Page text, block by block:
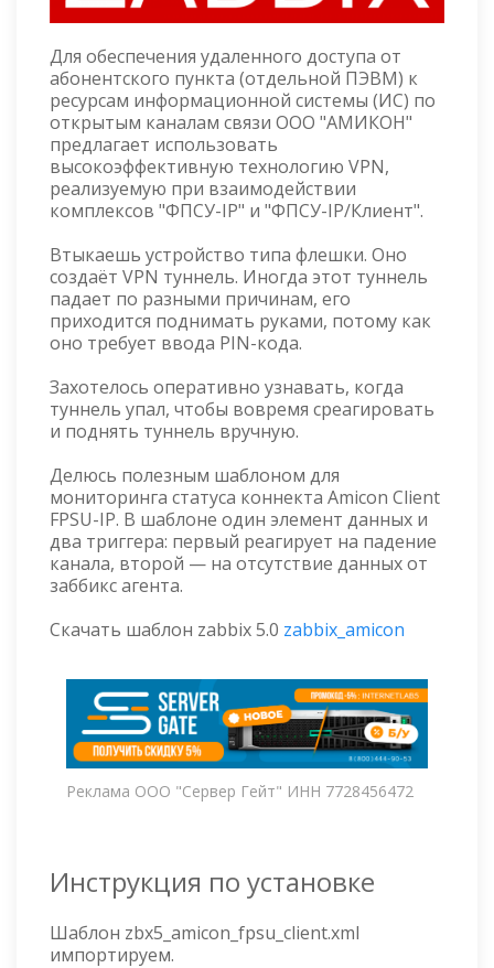
Для обеспечения удаленного доступа от
абонентского пункта (отдельной ПЭВМ) к
ресурсам информационной системы (ИС) по
открытым каналам связи ООО "АМИКОН"
предлагает использовать
высокоэффективную технологию VPN,
реализуемую при взаимодействии
комплексов "ФПСУ-IP" и "ФПСУ-IP/Клиент".
Втыкаешь устройство типа флешки. Оно
создаёт VPN туннель. Иногда этот туннель
падает по разными причинам, его
приходится поднимать руками, потому как
оно требует ввода PIN-кода.
Захотелось оперативно узнавать, когда
туннель упал, чтобы вовремя среагировать
и поднять туннель вручную.
Делюсь полезным шаблоном для
мониторинга статуса коннекта Amicon Client
FPSU-IP. В шаблоне один элемент данных и
два триггера: первый реагирует на падение
канала, второй — на отсутствие данных от
заббикс агента.
Скачать шаблон zabbix 5.0 zabbix_amicon
Реклама ООО "Сервер Гейт" ИНН 7728456472
Инструкция по установке
Шаблон zbx5_amicon_fpsu_client.xml
импортируем.